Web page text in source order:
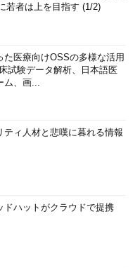
若者は上を目指す (1/2)
た医療向けOSSの多様な活用
試験データ解析、日本語医
ム、画...
ティ人材と悲嘆に暮れる情報
ドハットがクラウドで提携